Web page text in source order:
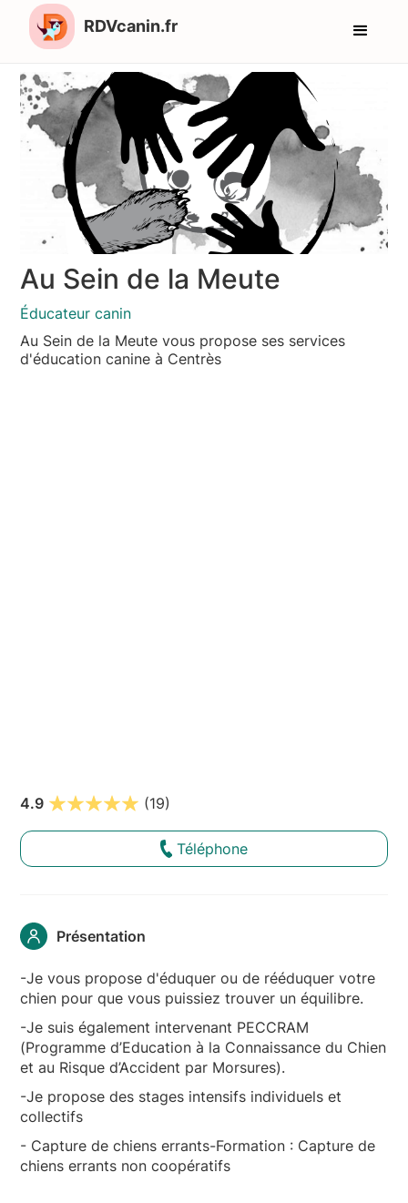
RDVcanin.fr
Au Sein de la Meute
Éducateur canin
Au Sein de la Meute vous propose ses services
d'éducation canine à Centrès
4.9 (19)
Téléphone
Présentation
-Je vous propose d'éduquer ou de rééduquer votre
chien pour que vous puissiez trouver un équilibre.
-Je suis également intervenant PECCRAM
(Programme d’Education à la Connaissance du Chien
et au Risque d’Accident par Morsures).
-Je propose des stages intensifs individuels et
collectifs
- Capture de chiens errants-Formation : Capture de
chiens errants non coopératifs